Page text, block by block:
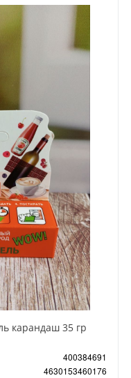
карандаш 35 гр
400384691
4630153460176